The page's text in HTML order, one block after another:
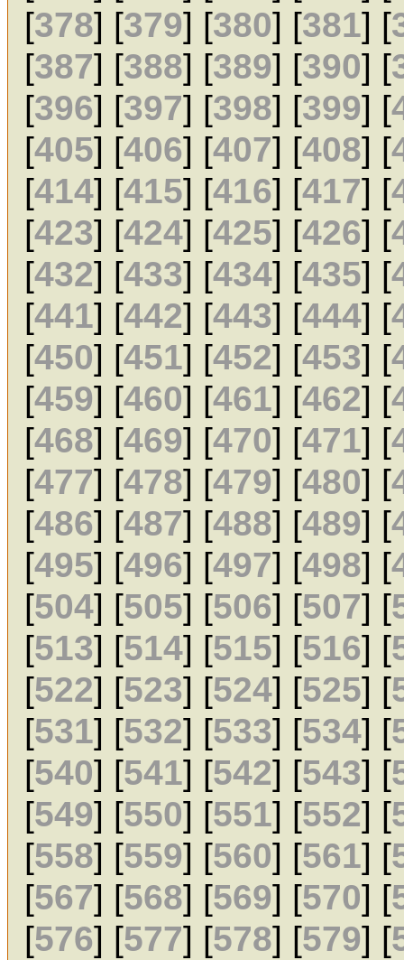
[378] [379] [380] [381] [
[387] [388] [389] [390] [
[396] [397] [398] [399] [
[405] [406] [407] [408] [
[414] [415] [416] [417] [
[423] [424] [425] [426] [
[432] [433] [434] [435] [
[441] [442] [443] [444] [
[450] [451] [452] [453] [
[459] [460] [461] [462] [
[468] [469] [470] [471] [
[477] [478] [479] [480] [
[486] [487] [488] [489] [
[495] [496] [497] [498] [
[504] [505] [506] [507] [
[513] [514] [515] [516] [
[522] [523] [524] [525] [
[531] [532] [533] [534] [
[540] [541] [542] [543] [
[549] [550] [551] [552] [
[558] [559] [560] [561] [
[567] [568] [569] [570] [
[576] [577] [578] [579] [